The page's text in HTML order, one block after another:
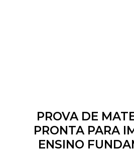
PROVA DE
PRONTA PARA
ENSINO